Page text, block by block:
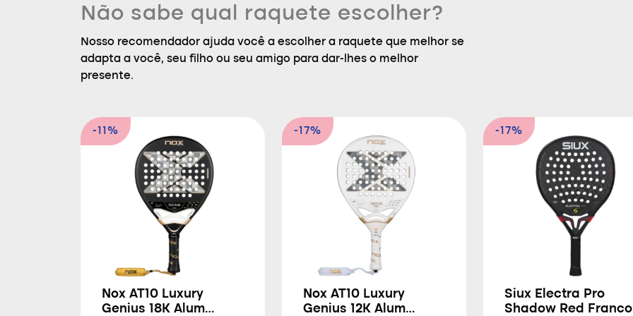
Não sabe qual raquete escolher?
Nosso recomendador ajuda você a escolher a raquete que melhor se
adapta a você, seu filho ou seu amigo para dar-lhes o melhor
presente.
-11%
Nox AT10 Luxury
Genius 18K Alum
-17%
Nox AT10 Luxury
Genius 12K Alum
-17%
Siux Electra Pro
Shadow Red Franco